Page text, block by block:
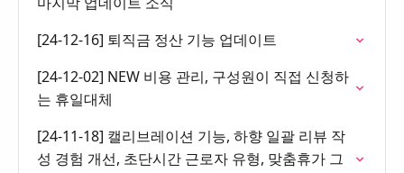
[24-12-16] 퇴직금 정산 기능 업데이트
[24-12-02] NEW 비용 관리, 구성원이 직접 신청하
는 휴일대체
[24-11-18] 캘리브레이션 기능, 하향 일괄 리뷰 작
성 경험 개선, 초단시간 근로자 유형, 맞춤휴가 그